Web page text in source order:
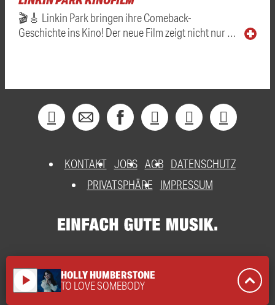
🎬🎸 Linkin Park bringen ihre Comeback-
Geschichte ins Kino! Der neue Film zeigt nicht nur …
KONTAKT JOBS AGB DATENSCHUTZ
PRIVATSPHÄRE
IMPRESSUM
play_arrow HOLLY HUMBERSTONE
TO LOVE SOMEBODY